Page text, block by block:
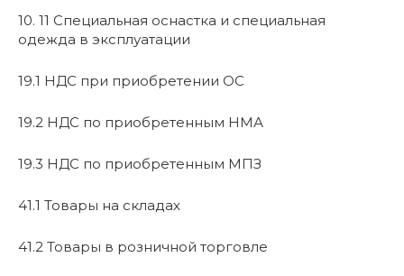
10. 11 Специальная оснастка и специальная
одежда в эксплуатации
19.1 НДС при приобретении ОС
19.2 НДС по приобретенным НМА
19.3 НДС по приобретенным МПЗ
41.1 Товары на складах
41.2 Товары в розничной торговле